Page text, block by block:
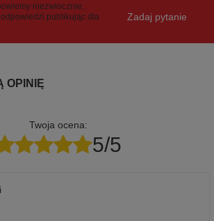
niezwłocznie,
publikując dla
Zadaj pytanie
OPINIĘ
Twoja ocena:
5/5